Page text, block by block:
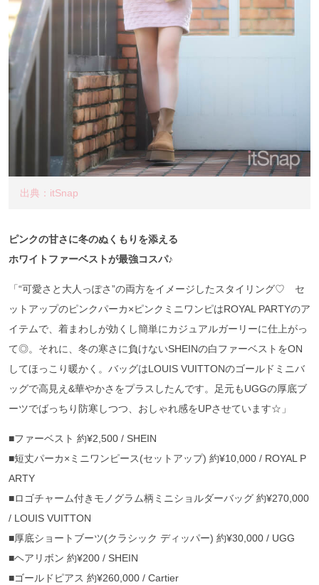
出典：itSnap
ピンクの甘さに冬のぬくもりを添える
ホワイトファーベストが最強コスパ♪
「“可愛さと大人っぽさ”の両方をイメージしたスタイリング♡ セ
ットアップのピンクパーカ×ピンクミニワンピはROYAL PARTYのア
イテムで、着まわしが効くし簡単にカジュアルガーリーに仕上がっ
て◎。それに、冬の寒さに負けないSHEINの白ファーベストをON
してほっこり暖かく。バッグはLOUIS VUITTONのゴールドミニバ
ッグで高見え&華やかさをプラスしたんです。足元もUGGの厚底ブ
ーツでばっちり防寒しつつ、おしゃれ感をUPさせています☆」
■ファーベスト 約¥2,500 / SHEIN
■短丈パーカ×ミニワンピース(セットアップ) 約¥10,000 / ROYAL P
ARTY
■ロゴチャーム付きモノグラム柄ミニショルダーバッグ 約¥270,000
/ LOUIS VUITTON
■厚底ショートブーツ(クラシック ディッパー) 約¥30,000 / UGG
■ヘアリボン 約¥200 / SHEIN
■ゴールドピアス 約¥260,000 / Cartier